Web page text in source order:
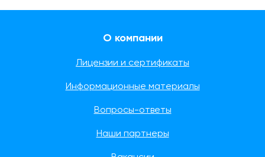
О компании
Лицензии и сертификаты
Информационные материалы
Вопросы-ответы
Наши партнеры